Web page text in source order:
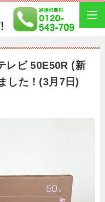
レビ 50E50R (新
した！(3月7日)